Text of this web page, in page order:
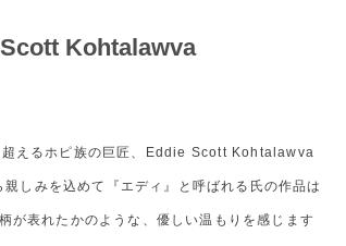
Kohtalawva
えるホピ族の巨匠、Eddie Scott Kohtalawva
親しみを込めて『エディ』と呼ばれる氏の作品は
が表れたかのような、優しい温もりを感じます